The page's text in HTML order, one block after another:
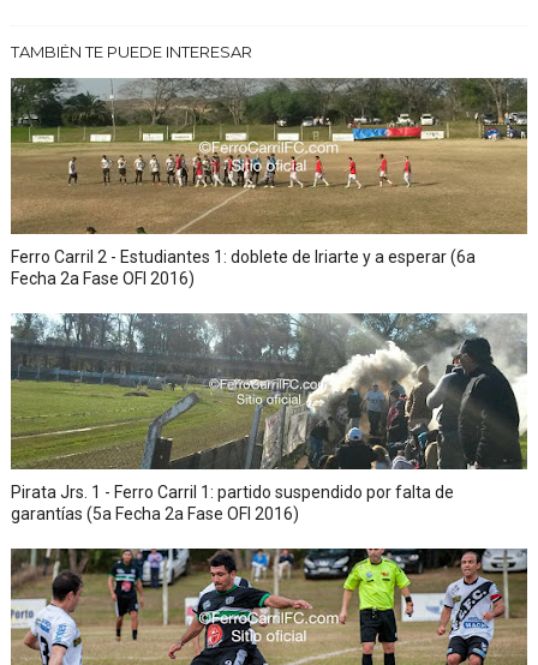
TAMBIÉN TE PUEDE INTERESAR
Ferro Carril 2 - Estudiantes 1: doblete de Iriarte y a esperar (6a
Fecha 2a Fase OFI 2016)
Pirata Jrs. 1 - Ferro Carril 1: partido suspendido por falta de
garantías (5a Fecha 2a Fase OFI 2016)